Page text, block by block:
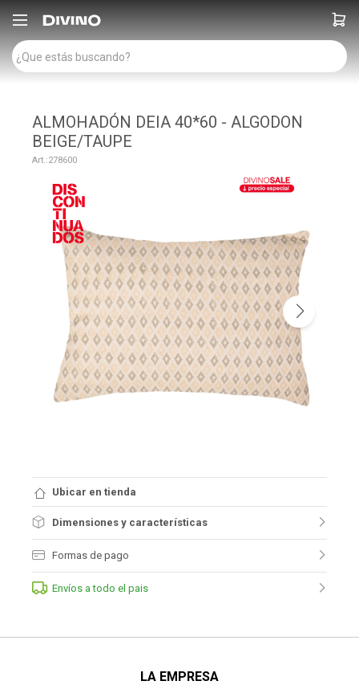

ALMOHADÓN DEIA 40*60 - ALGODON
BEIGE/TAUPE
278600
Ubicar en tienda
Dimensiones y características
Formas de pago
Envíos a todo el pais
LA EMPRESA